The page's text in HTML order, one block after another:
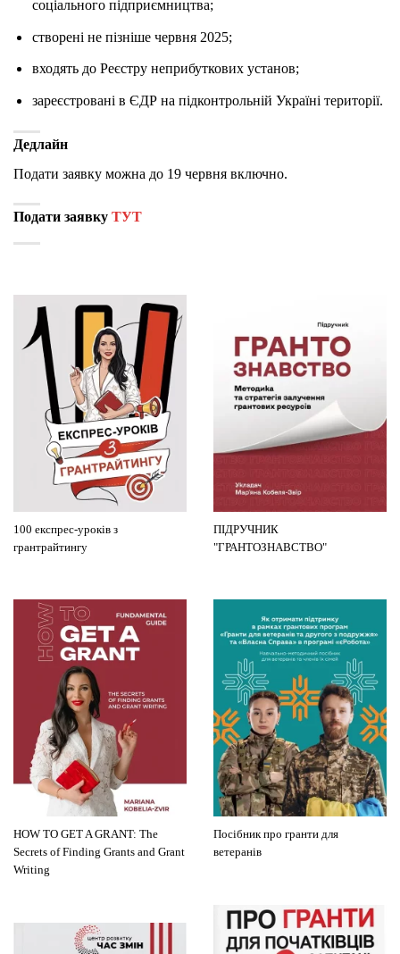
соціального підприємництва;
створені не пізніше червня 2025;
входять до Реєстру неприбуткових установ;
зареєстровані в ЄДР на підконтрольній Україні території.
Дедлайн
Подати заявку можна до 19 червня включно.
Подати заявку ТУТ
100 експрес-уроків з
грантрайтингу
ПІДРУЧНИК
"ГРАНТОЗНАВСТВО"
HOW TO GET A GRANT: The
Secrets of Finding Grants and Grant
Writing
Посібник про гранти для
ветеранів